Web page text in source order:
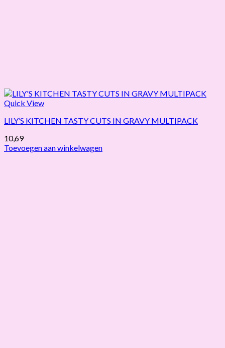
Quick View
LILY’S KITCHEN TASTY CUTS IN GRAVY MULTIPACK
10,69
Toevoegen aan winkelwagen